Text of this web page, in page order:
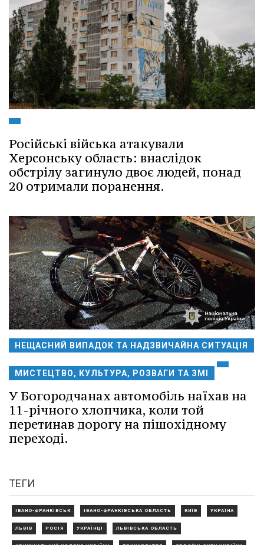
Російські війська атакували
Херсонську область: внаслідок
обстрілу загинуло двоє людей, понад
20 отримали поранення.
НЕЩАСНИЙ ВИПАДОК ТА НАДЗВИЧАЙНА СИТУАЦІЯ
МИСТЕЦТВО, КУЛЬТУРА, РОЗВАГИ ТА ЗМІ
У Богородчанах автомобіль наїхав на
11-річного хлопчика, коли той
перетинав дорогу на пішохідному
переході.
ТЕГИ
ІВАНО-ФРАНКІВСЬК ІВАНО-ФРАНКІВСЬКА ОБЛАСТЬ КИЇВ УКРАЇНА
ЛЬВІВ РОСІЯ УКРАЇНЦІ ЛЬВІВСЬКА ОБЛАСТЬ